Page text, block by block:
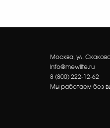
Москва, ул.
info@mewlite.ru
8 (800) 222-12-62
Мы работаем без